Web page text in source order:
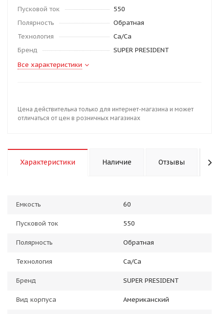
Пусковой ток
550
Полярность
Обратная
Технология
Ca/Ca
Бренд
SUPER PRESIDENT
Все характеристики
Цена действительна только для интернет-магазина и может
отличаться от цен в розничных магазинах
Характеристики Наличие Отзывы
Емкость 60
Пусковой ток 550
Полярность Обратная
Технология Ca/Ca
Бренд SUPER PRESIDENT
Вид корпуса Американский